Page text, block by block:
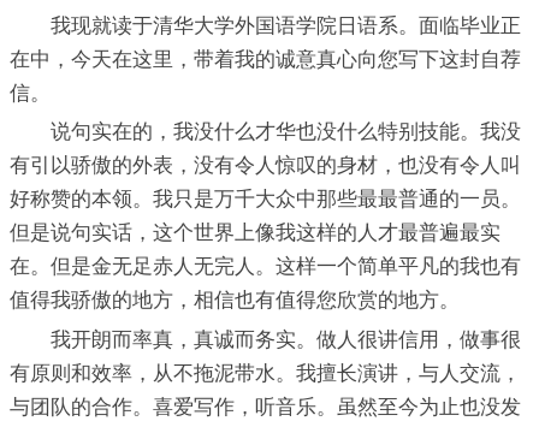
我现就读于清华大学外国语学院日语系。面临毕业正
在中，今天在这里，带着我的诚意真心向您写下这封自荐
信。
说句实在的，我没什么才华也没什么特别技能。我没
有引以骄傲的外表，没有令人惊叹的身材，也没有令人叫
好称赞的本领。我只是万千大众中那些最最普通的一员。
但是说句实话，这个世界上像我这样的人才最普遍最实
在。但是金无足赤人无完人。这样一个简单平凡的我也有
值得我骄傲的地方，相信也有值得您欣赏的地方。
我开朗而率真，真诚而务实。做人很讲信用，做事很
有原则和效率，从不拖泥带水。我擅长演讲，与人交流，
与团队的合作。喜爱写作，听音乐。虽然至今为止也没发